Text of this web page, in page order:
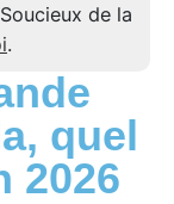
de la
.
quel
2026